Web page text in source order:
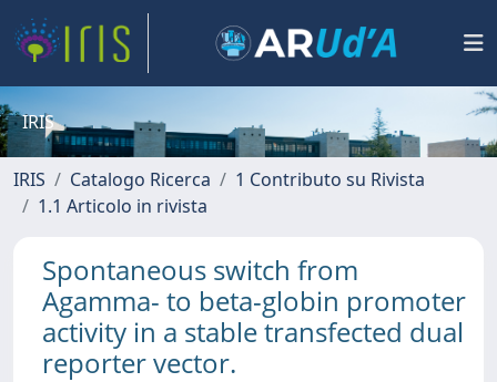
IRIS
IRIS Catalogo Ricerca
1 Contributo su Rivista
1.1 Articolo in rivista
Spontaneous switch from
Agamma- to beta-globin promoter
activity in a stable transfected dual
reporter vector.